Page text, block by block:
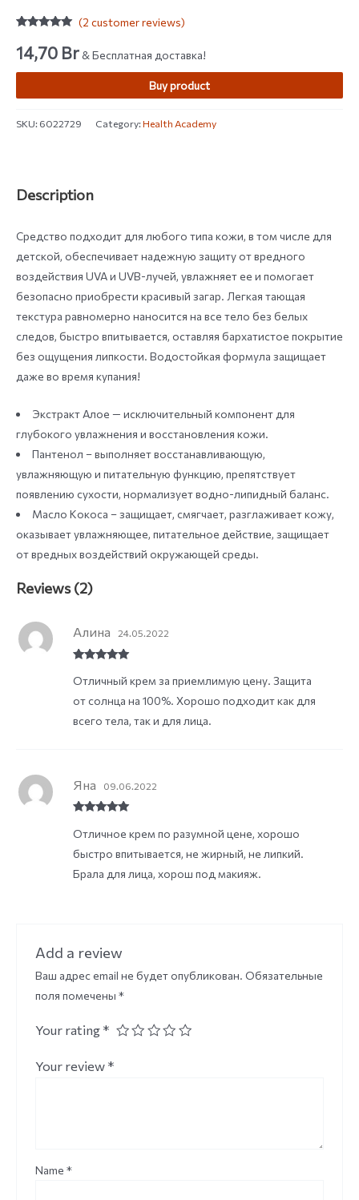
out of 5
based on
(2 customer reviews)
14,70 Br& Бесплатная доставка!
Buy product
SKU:6022729 Category:Health Academy
Description
Средство подходит для любого типа кожи, в том числе для
детской, обеспечивает надежную защиту от вредного
воздействия UVA и UVB-лучей, увлажняет ее и помогает
безопасно приобрести красивый загар. Легкая тающая
текстура равномерно наносится на все тело без белых
следов, быстро впитывается, оставляя бархатистое покрытие
без ощущения липкости. Водостойкая формула защищает
даже во время купания!
Экстракт Алое — исключительный компонент для
глубокого увлажнения и восстановления кожи.
Пантенол – выполняет восстанавливающую,
увлажняющую и питательную функцию, препятствует
появлению сухости, нормализует водно-липидный баланс.
Масло Кокоса – защищает, смягчает, разглаживает кожу,
оказывает увлажняющее, питательное действие, защищает
от вредных воздействий окружающей среды.
Reviews (2)
of 5
Алина 24.05.2022
Отличный крем за приемлимую цену. Защита
от солнца на 100%. Хорошо подходит как для
всего тела, так и для лица.
of 5
Яна 09.06.2022
Отличное крем по разумной цене, хорошо
быстро впитывается, не жирный, не липкий.
Брала для лица, хорош под макияж.
Add a review
Ваш адрес email не будет опубликован. Обязательные
поля помечены *
Your rating *
Your review *
Name *